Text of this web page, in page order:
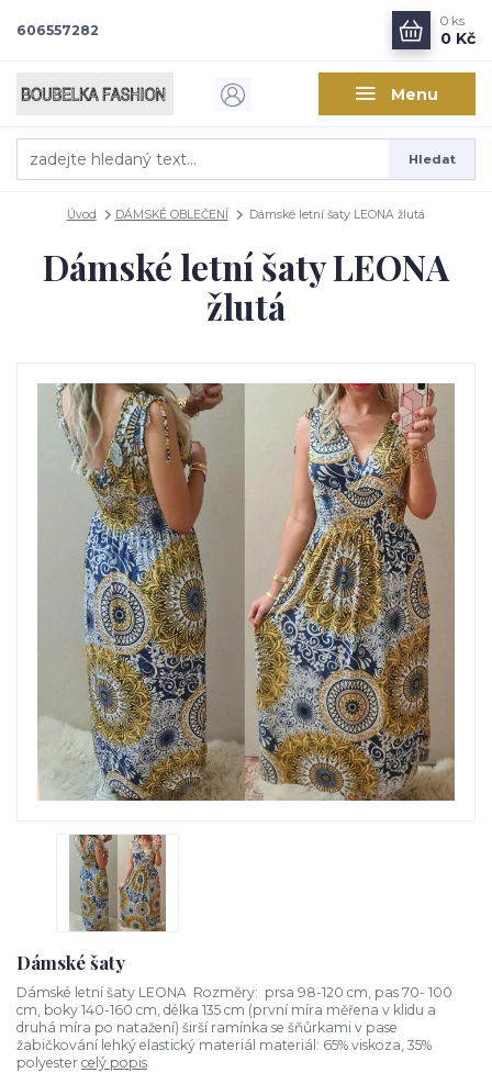
Menu
Hledat
606557282
0 ks
0 Kč
Úvod DÁMSKÉ OBLEČENÍ Dámské letní šaty LEONA žlutá
Dámské letní šaty LEONA
žlutá
Dámské šaty
Dámské letní šaty LEONA Rozměry: prsa 98-120 cm, pas 70- 100
cm, boky 140-160 cm, délka 135 cm (první míra měřena v klidu a
druhá míra po natažení) širší ramínka se šňůrkami v pase
žabičkování lehký elastický materiál materiál: 65% viskoza, 35%
polyester celý popis